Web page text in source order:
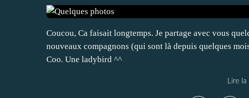
Coucou, Ca faisait longtemps. Je partage avec vous
nouveaux compagnons (qui sont là depuis quelques
Coo. Une ladybird ^^
Lire la